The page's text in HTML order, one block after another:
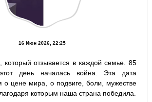
16 Июн 2026, 22:25
отзывается в каждой семье. 85
день началась война. Эта дата
о цене мира, о подвиге, боли, мужестве
которым наша страна победила.